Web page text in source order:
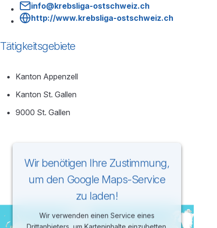
info@krebsliga-ostschweiz.ch
http://www.krebsliga-ostschweiz.ch
Tätigkeitsgebiete
Kanton Appenzell
Kanton St. Gallen
9000 St. Gallen
Wir benötigen Ihre Zustimmung,
um den Google Maps-Service
zu laden!
Wir verwenden einen Service eines
Drittanbieters, um Karteninhalte einzubetten.